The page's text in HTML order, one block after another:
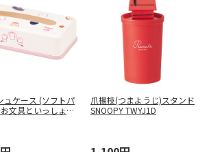
ュケース (ソフトパ
文具といっしょ T
爪楊枝(つまようじ)スタンド
SNOOPY TWYJ1D